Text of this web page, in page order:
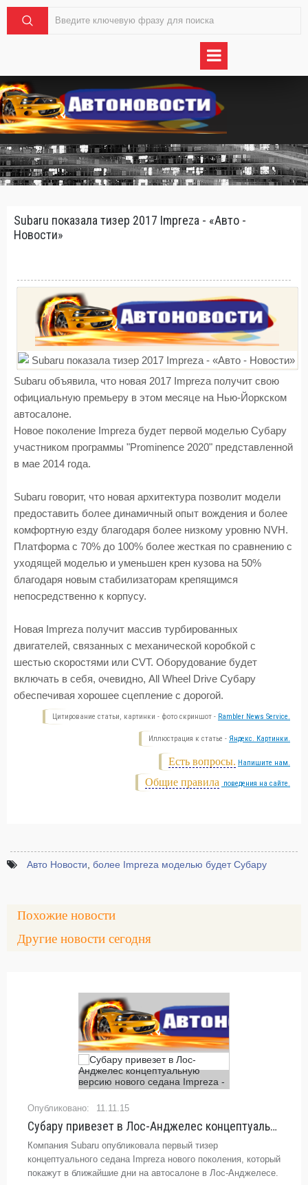
Subaru показала тизер 2017 Impreza - «Авто -
Новости»
Subaru объявила, что новая 2017 Impreza получит свою
официальную премьеру в этом месяце на Нью-Йоркском
автосалоне.
Новое поколение Impreza будет первой моделью Субару
участником программы "Prominence 2020" представленной
в мае 2014 года.
Subaru говорит, что новая архитектура позволит модели
предоставить более динамичный опыт вождения и более
комфортную езду благодаря более низкому уровню NVH.
Платформа с 70% до 100% более жесткая по сравнению с
уходящей моделью и уменьшен крен кузова на 50%
благодаря новым стабилизаторам крепящимся
непосредственно к корпусу.
Новая Impreza получит массив турбированных
двигателей, связанных с механической коробкой с
шестью скоростями или CVT. Оборудование будет
включать в себя, очевидно, All Wheel Drive Субару
обеспечивая хорошее сцепление с дорогой.
Цитирование статьи, картинки - фото скриншот - Rambler News Service.
Иллюстрация к статье - Яндекс. Картинки.
Есть вопросы. Напишите нам.
Общие правила поведения на сайте.
Авто Новости более Impreza моделью будет Субару
Похожие новости
Другие новости сегодня
11.11.15
Субару привезет в Лос-Анджелес концептуальную версию нового седана Impreza -
Компания Subaru опубликовала первый тизер
концептуального седана Impreza нового поколения, который
покажут в ближайшие дни на автосалоне в Лос-Анджелесе.